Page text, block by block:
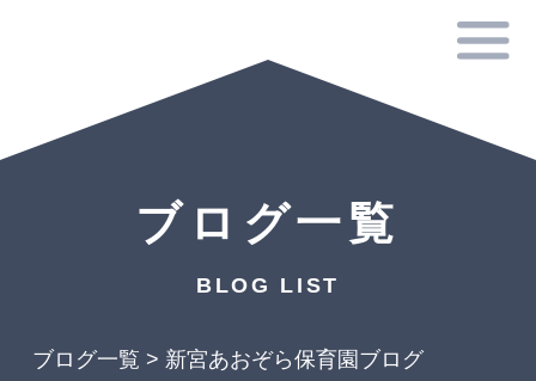
ブログ一覧
BLOG LIST
ブログ一覧 > 新宮あおぞら保育園ブログ